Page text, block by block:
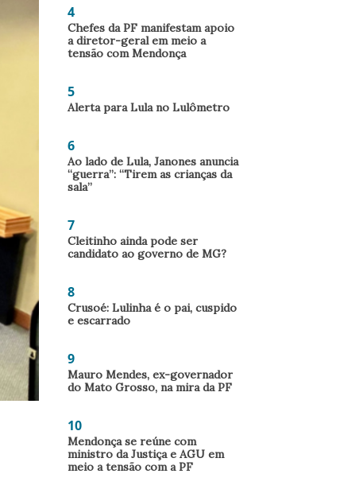
4
Chefes da PF manifestam apoio
a diretor-geral em meio a
tensão com Mendonça
5
Alerta para Lula no Lulômetro
6
Ao lado de Lula, Janones anuncia
“guerra”: “Tirem as crianças da
sala”
7
Cleitinho ainda pode ser
candidato ao governo de MG?
8
Crusoé: Lulinha é o pai, cuspido
e escarrado
9
Mauro Mendes, ex-governador
do Mato Grosso, na mira da PF
10
Mendonça se reúne com
ministro da Justiça e AGU em
meio a tensão com a PF